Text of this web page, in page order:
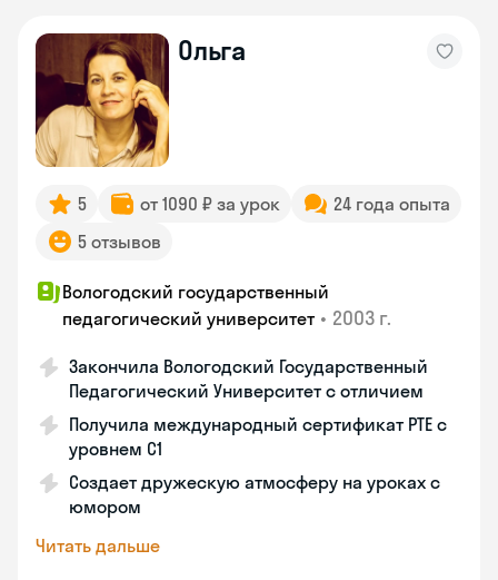
Ольга
5 от 1090 ₽ за урок
24 года опыта
5 отзывов
Вологодский государственный
педагогический университет • 2003 г.
Закончила Вологодский Государственный
Педагогический Университет с отличием
Получила международный сертификат PTE с
уровнем C1
Создает дружескую атмосферу на уроках с
юмором
Читать дальше